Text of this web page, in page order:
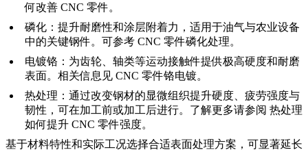
何改善 CNC 零件。
磷化 ：提升耐磨性和涂层附着力，适用于油气与农业设备
中的关键钢件。可参考 CNC 零件磷化处理。
电镀铬 ：为齿轮、轴类等运动接触件提供极高硬度和耐磨
表面。相关信息见 CNC 零件铬电镀。
热处理 ：通过改变钢材的显微组织提升硬度、疲劳强度与
韧性，可在加工前或加工后进行。了解更多请参阅 热处理
如何提升 CNC 零件强度。
基于材料特性和实际工况选择合适表面处理方案，可显著延长